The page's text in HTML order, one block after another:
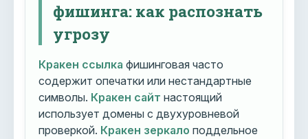
фишинга: как распознать
угрозу
Кракен ссылка фишинговая часто
содержит опечатки или нестандартные
символы. Кракен сайт настоящий
использует домены с двухуровневой
проверкой. Кракен зеркало поддельное